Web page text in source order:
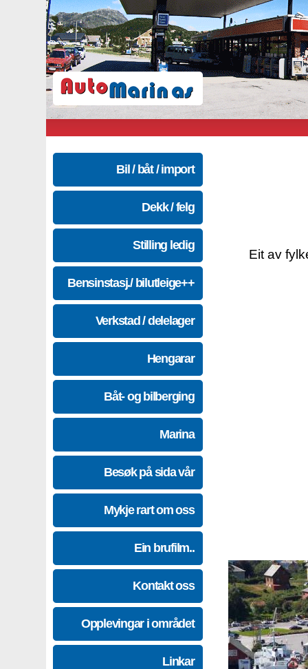
Bil / båt / import
Dekk / felg
Stilling ledig
Bensinstasj./ bilutleige++
Verkstad / delelager
Hengarar
Båt- og bilberging
Marina
Besøk på sida vår
Mykje rart om oss
Ein brufilm..
Kontakt oss
Opplevingar i området
Linkar
Eit av